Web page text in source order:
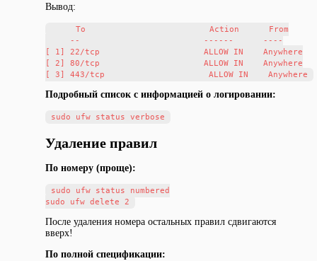
Вывод:
     To                         Action      From
     --                         ------      ----
[ 1] 22/tcp                     ALLOW IN    Anywhere
[ 2] 80/tcp                     ALLOW IN    Anywhere
Подробный список с информацией о логировании:
Удаление правил
По номеру (проще):
sudo ufw status numbered
После удаления номера остальных правил сдвигаются
вверх!
По полной спецификации: